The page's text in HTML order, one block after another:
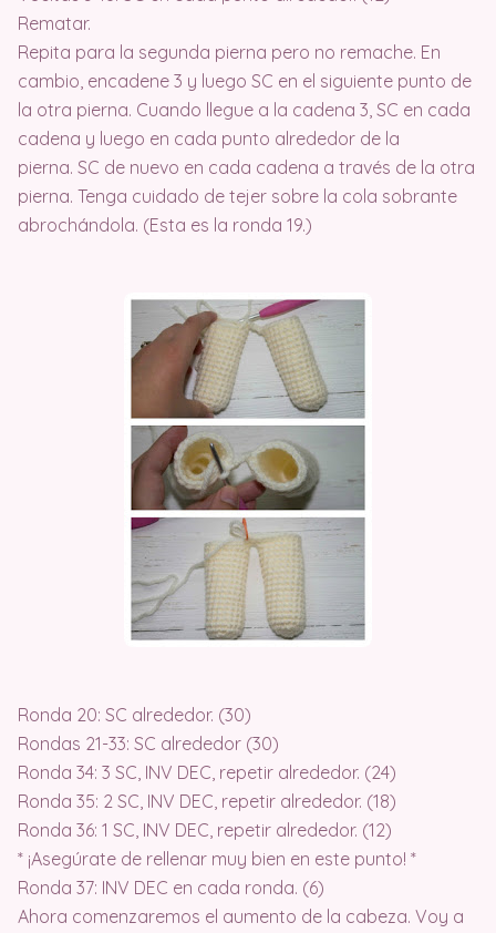
Rematar.
Repita para la segunda pierna pero no remache. En
cambio, encadene 3 y luego SC en el siguiente punto de
la otra pierna. Cuando llegue a la cadena 3, SC en cada
cadena y luego en cada punto alrededor de la
pierna. SC de nuevo en cada cadena a través de la otra
pierna. Tenga cuidado de tejer sobre la cola sobrante
abrochándola. (Esta es la ronda 19.)
Ronda 20: SC alrededor. (30)
Rondas 21-33: SC alrededor (30)
Ronda 34: 3 SC, INV DEC, repetir alrededor. (24)
Ronda 35: 2 SC, INV DEC, repetir alrededor. (18)
Ronda 36: 1 SC, INV DEC, repetir alrededor. (12)
* ¡Asegúrate de rellenar muy bien en este punto! *
Ronda 37: INV DEC en cada ronda. (6)
Ahora comenzaremos el aumento de la cabeza. Voy a